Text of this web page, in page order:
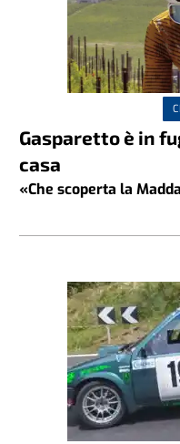
Gasparetto è in
casa
«Che scoperta la